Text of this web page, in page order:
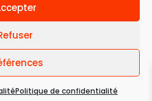
Politique de confidentialité
de confidentialité |